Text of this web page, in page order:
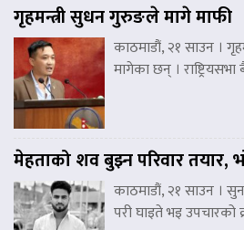
गृहमन्त्री सुधन गुरुङले मागे माफी
काठमाडौं, २१ साउन ।
मागेका छन् ।
मेहताको शव बुझ्न परिवार तयार,
काठमाडौं, २१ साउन ।
परी घाइते भइ उपचारको